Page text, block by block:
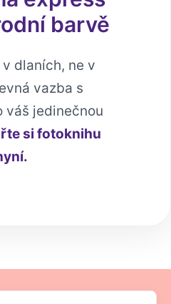
barvě
dlaních, ne v
vazba s
váš jedinečnou
si fotoknihu